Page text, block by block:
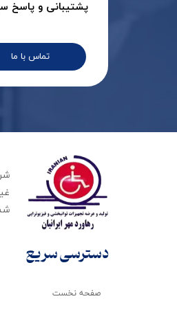
تماس با ما
پشتیبانی و پاسخ
صفحه نخست
دسترسی سریع